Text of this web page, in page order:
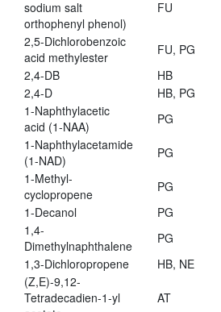
sodium salt
orthophenyl phenol)
FU
2,5-Dichlorobenzoic
acid methylester
FU, PG
2,4-DB
HB
2,4-D
HB, PG
1-Naphthylacetic
acid (1-NAA)
PG
1-Naphthylacetamide
(1-NAD)
PG
1-Methyl-
cyclopropene
PG
1-Decanol
PG
1,4-
Dimethylnaphthalene
PG
1,3-Dichloropropene
HB, NE
(Z,E)-9,12-
Tetradecadien-1-yl
AT